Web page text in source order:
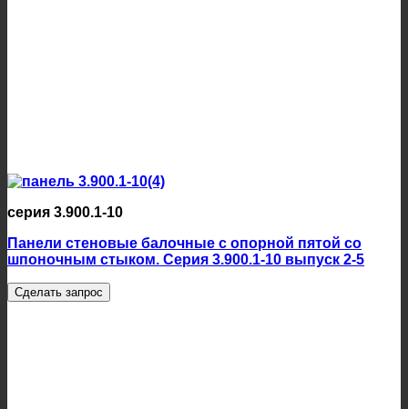
серия 3.900.1-10
Панели стеновые балочные с опорной пятой со
шпоночным стыком. Серия 3.900.1-10 выпуск 2-5
Сделать запрос